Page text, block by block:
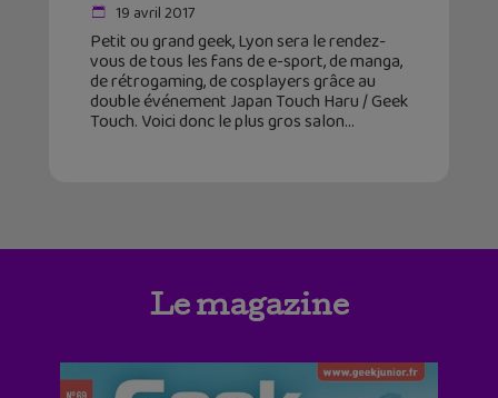
19 avril 2017
Petit ou grand geek, Lyon sera le rendez-
vous de tous les fans de e-sport, de manga,
de rétrogaming, de cosplayers grâce au
double événement Japan Touch Haru / Geek
Touch. Voici donc le plus gros salon
Le magazine